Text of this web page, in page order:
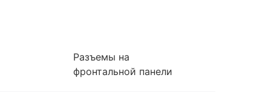
Разъемы на
фронтальной панели